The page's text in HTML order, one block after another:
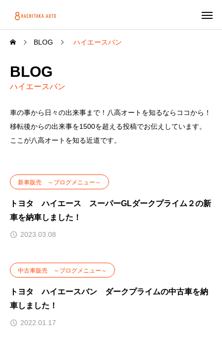
BLOG ハイエースバン
BLOG
ハイエースバン
車の事から日々の出来事まで！八高オートを知るならココから！
移転後からの出来事を1500を超える投稿でお伝えしています。
ここが八高オートを知る近道です。
新車販売 ～ブログメニュー～
トヨタ ハイエース スーパーGLダークプライム２の新
車を納車しました！
2023.03.08
中古車販売 ～ブログメニュー～
トヨタ ハイエースバン ダークプライムの中古車を納
車しました！
2022.01.17